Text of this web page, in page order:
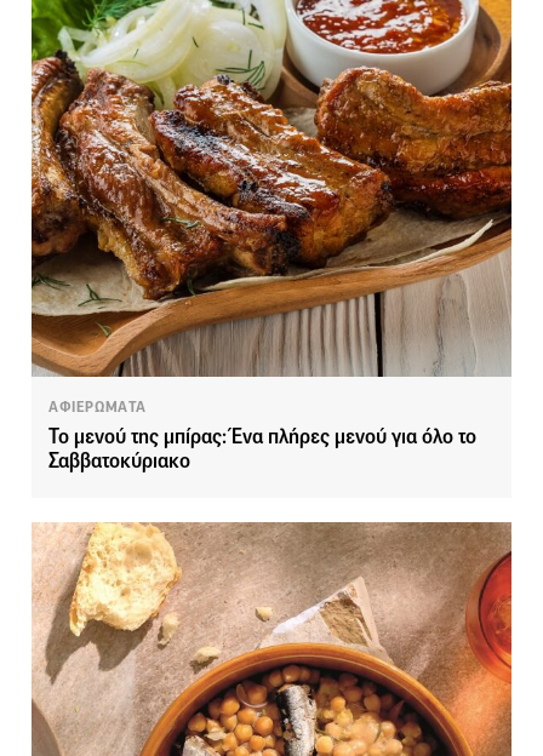
ΑΦΙΕΡΩΜΑΤΑ
Το μενού της μπίρας: Ένα πλήρες μενού για όλο το
Σαββατοκύριακο